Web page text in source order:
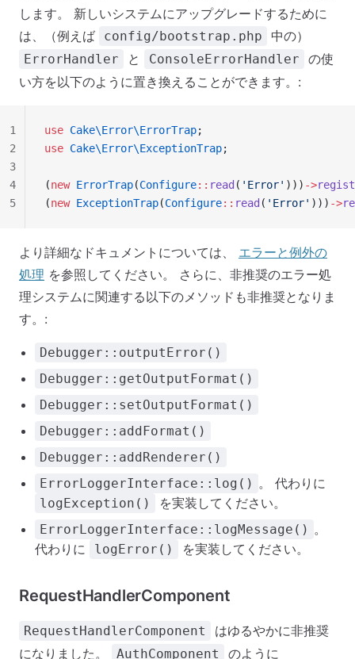
します。 新しいシステムにアップグレードするために
は、（例えば
config/bootstrap.php 中の）
ErrorHandler と ConsoleErrorHandler
の使
い方を以下のように置き換えることができます。:
use Cake\Error\ErrorTrap;
use Cake\Error\ExceptionTrap;
(new ErrorTrap(Configure:: read ( 'Error' ))) ->
(new ExceptionTrap(Configure:: read ( 'Error' ))) ->
1
2
3
4
5
より詳細なドキュメントについては、 エラーと例外の
処理 を参照してください。 さらに、非推奨のエラー処
理システムに関連する以下のメソッドも非推奨となりま
す。:
Debugger::outputError()
Debugger::getOutputFormat()
Debugger::setOutputFormat()
Debugger::addFormat()
Debugger::addRenderer()
ErrorLoggerInterface::log() 。 代わりに
logException() を実装してください。
ErrorLoggerInterface::logMessage() 。
代わりに
logError() を実装してください。
RequestHandlerComponent
RequestHandlerComponent
はゆるやかに非推奨
になりました。
AuthComponent のように